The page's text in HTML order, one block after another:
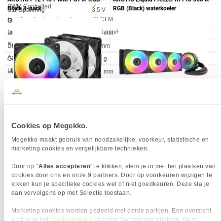
Cookies op Megekko.
Megekko maakt gebruik van noodzakelijke, voorkeur, statistische en
marketing cookies en vergelijkbare technieken.
Door op "Alles accepteren" te klikken, stem je in met het plaatsen van
cookies door ons en onze 9 partners. Door op voorkeuren wijzigen te
kikken kun je specifieke cookies wel of niet goedkeuren. Deze sla je
dan vervolgens op met Selectie toestaan.
Marketing cookies worden gedeeld met derde partijen. Een overzicht
vind je in het cookiebeleid of onder Voorkeuren wijzigen. Deze
PWM Controlled
✓︎
Luchtverplaatsing (max)
73 CFM
Luchtdruk
4.50 mm/H2O
Reverse Blade
✓︎
Aantal Ventilatoren
1 x
LED Verlichting
✓︎
Verkrijgbaar sinds
KIES JE VARIANT
Startspanning
3,5 V
GEWICHT EN OMVANG
Eigenschap Waarde
Breedte
120 mm
Diepte
27 mm
Gewicht fan
172 g
Hoogte
120 mm
Eigenschap
Geschikte locatie
Snoerlengte
0,48 m
Eigenschap Waarde
Luchtverplaatsing (max)
Luchtdruk
4.50 mm/H2O
Fan Snelheid
500 ~ 3000 RPM
LED Verlichting
✓︎
PRESTATIE
Pulsbreedtemodulatie-
✓︎
Black 3-pack
34,90
26, 90
RGB (Black) waterkoeler
81,90
VERGELIJKBARE PRODUCTEN
ARCTIC P12 Pro Reverse A-RGB
ARCTIC P12 Pro Reverse A-RGB